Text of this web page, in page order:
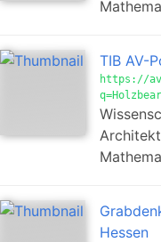
TIB AV-
https://
Hessen